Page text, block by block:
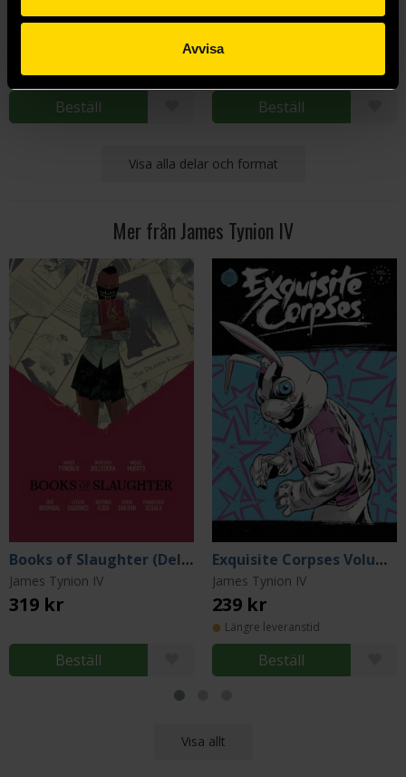
Avvisa
James Tynion IV
Längre leveranstid
Beställ
James Tynion IV
219 kr
Längre leveranstid
Beställ
Visa alla delar och format
Mer från James Tynion IV
Books of Slaughter (Deluxe Edition)
James Tynion IV
319 kr
Beställ
Exquisite Corpses Volume 2
James Tynion IV
239 kr
Längre leveranstid
Beställ
Visa allt